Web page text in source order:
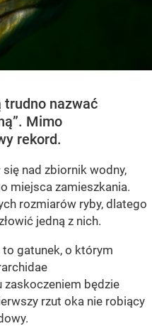
trudno nazwać
Mimo
rekord.
się nad zbiornik wodny,
miejsca zamieszkania.
rozmiarów ryby, dlatego
jedną z nich.
to gatunek, o którym
będzie
rzut oka nie robiący